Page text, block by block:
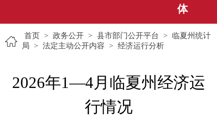
体
首页 > 政务公开 > 县市部门公开平台 > 临夏州统计
局 > 法定主动公开内容 > 经济运行分析
2026年1—4月临夏州经济运
行情况